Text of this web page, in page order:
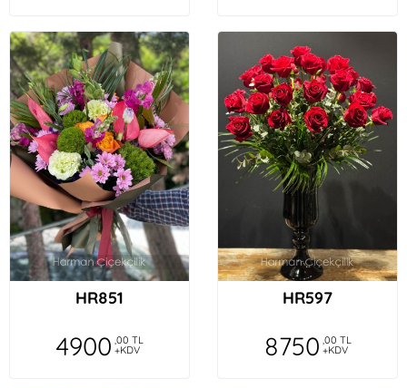
HR851
4900 ,00 TL
+KDV
HR597
8750 ,00 TL
+KDV